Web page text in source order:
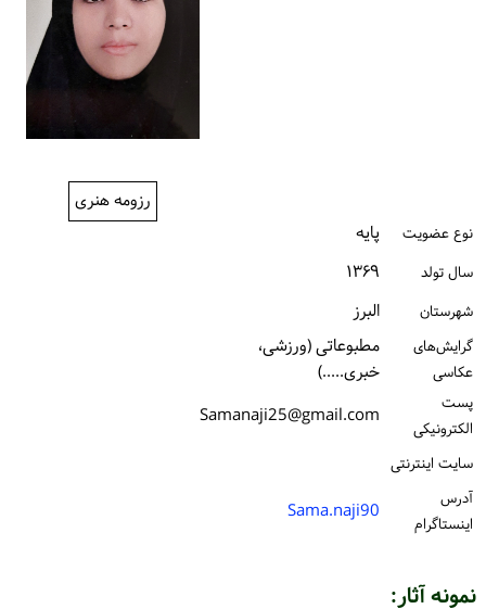
رزومه هنری
نوع عضویت پایه
سال تولد ۱۳۶۹
شهرستان البرز
گرایش‌های
عکاسی
مطبوعاتی (ورزشی،
خبری.....)
پست
الكترونیكی
Samanaji25@gmail.com
سایت اینترنتی
آدرس
اینستاگرام
Sama.naji90
نمونه آثار: